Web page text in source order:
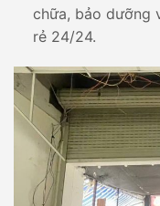
chữa, bảo dưỡng
rẻ 24/24.